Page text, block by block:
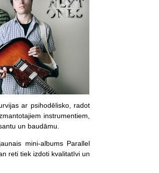
ar psihodēlisko, radot
instrumentiem,
un baudāmu.
mini-albums Parallel
reti tiek izdoti kvalitatīvi un